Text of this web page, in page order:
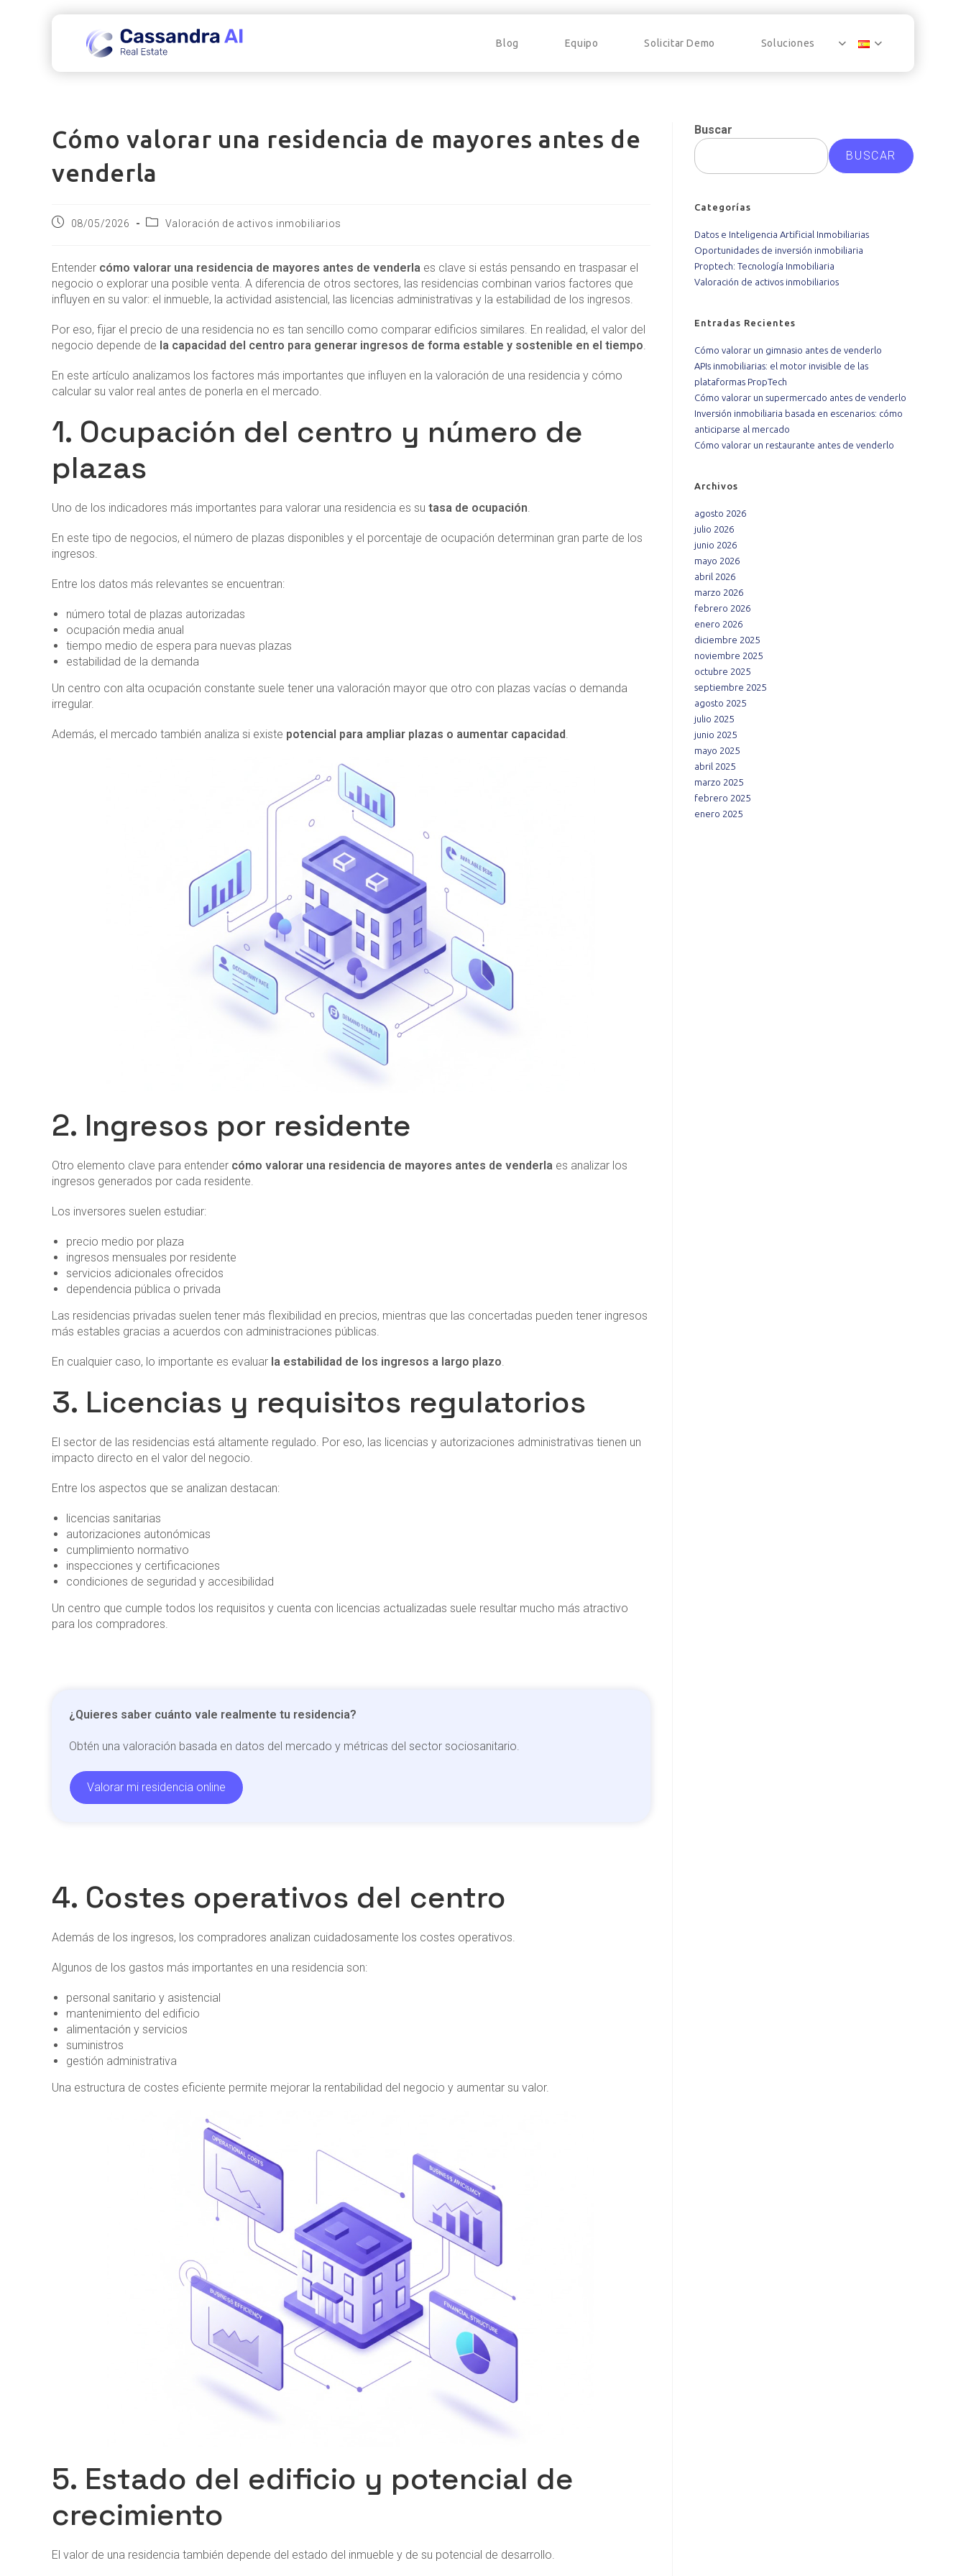
Blog Equipo Solicitar Demo Soluciones
Cómo valorar una residencia de mayores antes de
venderla
Publicación
entrada:
08/05/2026
Categoría
entrada:
Valoración de activos inmobiliarios
Entender cómo valorar una residencia de mayores antes de venderla es clave si estás pensando en traspasar el
negocio o explorar una posible venta. A diferencia de otros sectores, las residencias combinan varios factores que
influyen en su valor: el inmueble, la actividad asistencial, las licencias administrativas y la estabilidad de los ingresos.
Por eso, fijar el precio de una residencia no es tan sencillo como comparar edificios similares. En realidad, el valor del
negocio depende de la capacidad del centro para generar ingresos de forma estable y sostenible en el tiempo.
En este artículo analizamos los factores más importantes que influyen en la valoración de una residencia y cómo
calcular su valor real antes de ponerla en el mercado.
1. Ocupación del centro y número de
plazas
Uno de los indicadores más importantes para valorar una residencia es su tasa de ocupación.
En este tipo de negocios, el número de plazas disponibles y el porcentaje de ocupación determinan gran parte de los
ingresos.
Entre los datos más relevantes se encuentran:
número total de plazas autorizadas
ocupación media anual
tiempo medio de espera para nuevas plazas
estabilidad de la demanda
Un centro con alta ocupación constante suele tener una valoración mayor que otro con plazas vacías o demanda
irregular.
Además, el mercado también analiza si existe potencial para ampliar plazas o aumentar capacidad.
2. Ingresos por residente
Otro elemento clave para entender cómo valorar una residencia de mayores antes de venderla es analizar los
ingresos generados por cada residente.
Los inversores suelen estudiar:
precio medio por plaza
ingresos mensuales por residente
servicios adicionales ofrecidos
dependencia pública o privada
Las residencias privadas suelen tener más flexibilidad en precios, mientras que las concertadas pueden tener ingresos
más estables gracias a acuerdos con administraciones públicas.
En cualquier caso, lo importante es evaluar la estabilidad de los ingresos a largo plazo.
3. Licencias y requisitos regulatorios
El sector de las residencias está altamente regulado. Por eso, las licencias y autorizaciones administrativas tienen un
impacto directo en el valor del negocio.
Entre los aspectos que se analizan destacan:
licencias sanitarias
autorizaciones autonómicas
cumplimiento normativo
inspecciones y certificaciones
condiciones de seguridad y accesibilidad
Un centro que cumple todos los requisitos y cuenta con licencias actualizadas suele resultar mucho más atractivo
para los compradores.
¿Quieres saber cuánto vale realmente tu residencia?
Obtén una valoración basada en datos del mercado y métricas del sector sociosanitario.
Valorar mi residencia online
4. Costes operativos del centro
Además de los ingresos, los compradores analizan cuidadosamente los costes operativos.
Algunos de los gastos más importantes en una residencia son:
personal sanitario y asistencial
mantenimiento del edificio
alimentación y servicios
suministros
gestión administrativa
Una estructura de costes eficiente permite mejorar la rentabilidad del negocio y aumentar su valor.
5. Estado del edificio y potencial de
crecimiento
El valor de una residencia también depende del estado del inmueble y de su potencial de desarrollo.
Buscar
BUSCAR
Categorías
Datos e Inteligencia Artificial Inmobiliarias
Oportunidades de inversión inmobiliaria
Proptech: Tecnología Inmobiliaria
Valoración de activos inmobiliarios
Entradas Recientes
Cómo valorar un gimnasio antes de venderlo
APIs inmobiliarias: el motor invisible de las
plataformas PropTech
Cómo valorar un supermercado antes de venderlo
Inversión inmobiliaria basada en escenarios: cómo
anticiparse al mercado
Cómo valorar un restaurante antes de venderlo
Archivos
agosto 2026
julio 2026
junio 2026
mayo 2026
abril 2026
marzo 2026
febrero 2026
enero 2026
diciembre 2025
noviembre 2025
octubre 2025
septiembre 2025
agosto 2025
julio 2025
junio 2025
mayo 2025
abril 2025
marzo 2025
febrero 2025
enero 2025